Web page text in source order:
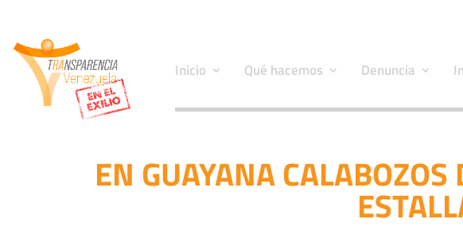
Inicio Qué hacemos Denuncia
EN GUAYANA